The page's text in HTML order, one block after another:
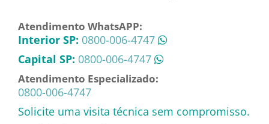
Atendimento WhatsAPP:
Interior SP: 0800-006-4747
Capital SP: 0800-006-4747
Atendimento Especializado:
0800-006-4747
Solicite uma visita técnica sem compromisso.